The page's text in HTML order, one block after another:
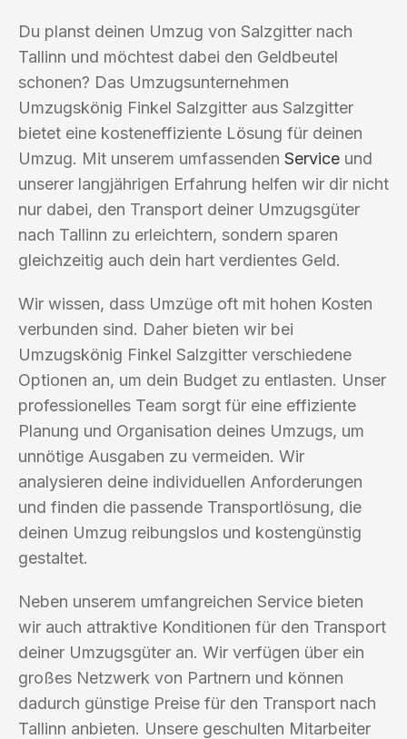
Du planst deinen Umzug von Salzgitter nach
Tallinn und möchtest dabei den Geldbeutel
schonen? Das Umzugsunternehmen
Umzugskönig Finkel Salzgitter aus Salzgitter
bietet eine kosteneffiziente Lösung für deinen
Umzug. Mit unserem umfassenden Service und
unserer langjährigen Erfahrung helfen wir dir nicht
nur dabei, den Transport deiner Umzugsgüter
nach Tallinn zu erleichtern, sondern sparen
gleichzeitig auch dein hart verdientes Geld.
Wir wissen, dass Umzüge oft mit hohen Kosten
verbunden sind. Daher bieten wir bei
Umzugskönig Finkel Salzgitter verschiedene
Optionen an, um dein Budget zu entlasten. Unser
professionelles Team sorgt für eine effiziente
Planung und Organisation deines Umzugs, um
unnötige Ausgaben zu vermeiden. Wir
analysieren deine individuellen Anforderungen
und finden die passende Transportlösung, die
deinen Umzug reibungslos und kostengünstig
gestaltet.
Neben unserem umfangreichen Service bieten
wir auch attraktive Konditionen für den Transport
deiner Umzugsgüter an. Wir verfügen über ein
großes Netzwerk von Partnern und können
dadurch günstige Preise für den Transport nach
Tallinn anbieten. Unsere geschulten Mitarbeiter